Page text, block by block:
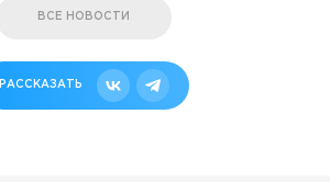
ВСЕ НОВОСТИ
РАССКАЗАТЬ